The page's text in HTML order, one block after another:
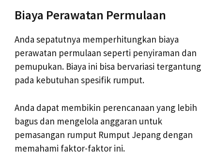
Biaya Perawatan Permulaan
Anda sepatutnya memperhitungkan biaya
perawatan permulaan seperti penyiraman dan
pemupukan. Biaya ini bisa bervariasi tergantung
pada kebutuhan spesifik rumput.
Anda dapat membikin perencanaan yang lebih
bagus dan mengelola anggaran untuk
pemasangan rumput Rumput Jepang dengan
memahami faktor-faktor ini.